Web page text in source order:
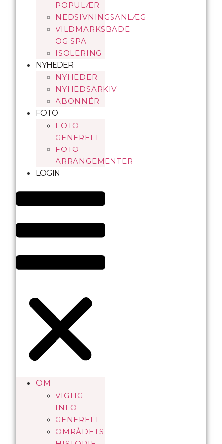
POPULÆR
NEDSIVNINGSANLÆG
VILDMARKSBADE
OG SPA
ISOLERING
NYHEDER
NYHEDER
NYHEDSARKIV
ABONNÉR
FOTO
FOTO
GENERELT
FOTO
ARRANGEMENTER
LOGIN
OM
VIGTIG
INFO
GENERELT
OMRÅDETS